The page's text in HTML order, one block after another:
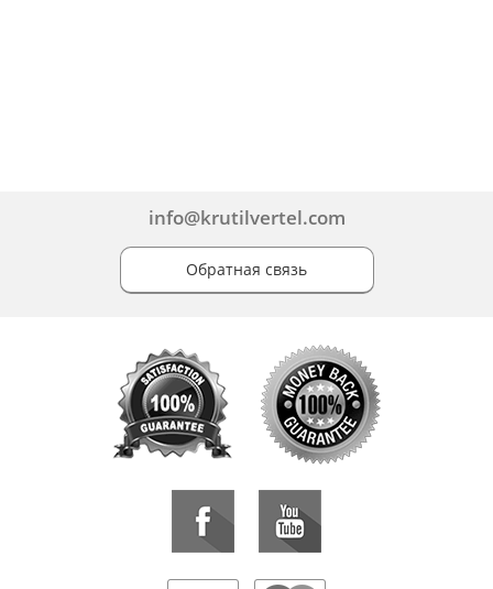
info@krutilvertel.com
Обратная связь